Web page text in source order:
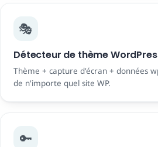
🎭
Détecteur de thème
Thème + capture d'écran + données
de n'importe quel site WP.
🔑